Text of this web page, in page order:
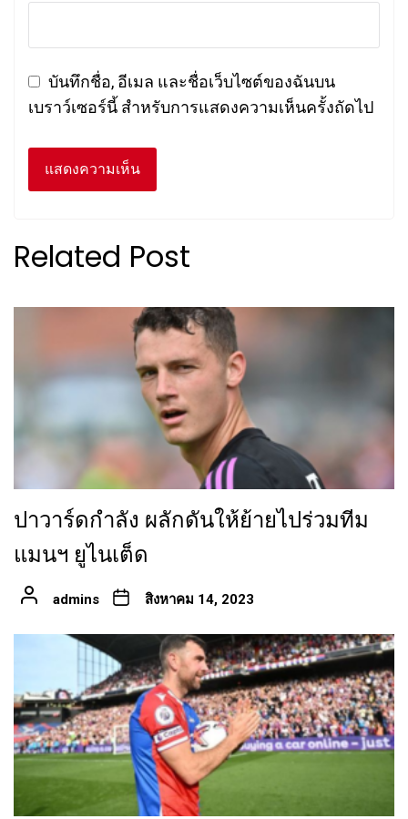
บันทึกชื่อ, อีเมล และชื่อเว็บไซต์ของฉันบน
เบราว์เซอร์นี้ สำหรับการแสดงความเห็นครั้งถัดไป
Related Post
ปาวาร์ดกำลัง ผลักดันให้ย้ายไปร่วมทีม
แมนฯ ยูไนเต็ด
admins สิงหาคม 14, 2023